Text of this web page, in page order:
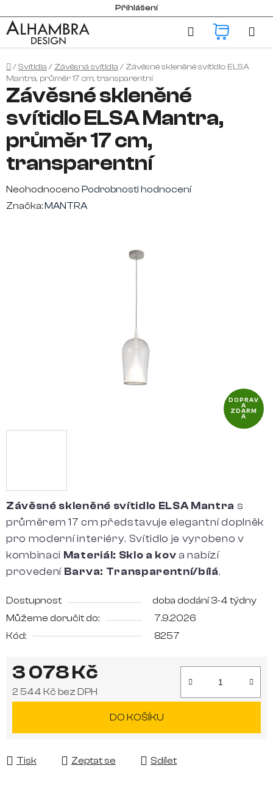
na
obsah
Přihlášení
Hledat
Domů
/Svítidla / Závěsná svítidla / Závěsné skleněné svítidlo ELSA
Mantra, průměr 17 cm, transparentní
Závěsné skleněné svítidlo ELSA Mantra s
průměrem 17 cm představuje elegantní doplněk
pro moderní interiéry. Svítidlo je vyrobeno v
kombinaci Materiál: Sklo a kov a nabízí
provedení Barva: Transparentní/bílá.
Dostupnost
doba dodání 3-4 týdny
Můžeme doručit do:
7.9.2026
Kód:
8257
3 078 Kč
2 544 Kč bez DPH
DO KOŠÍKU
Tisk Zeptat se Sdílet
Závěsné skleněné
svítidlo ELSA Mantra,
průměr 17 cm,
transparentní
Průměrné
hodnocení
Neohodnoceno Podrobnosti hodnocení
Značka:MANTRA
DOPRAV
A
ZDARM
A